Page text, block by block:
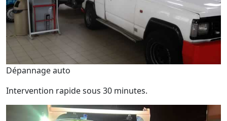
Dépannage auto
Intervention rapide sous 30 minutes.